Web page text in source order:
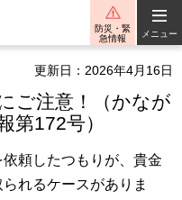
防災・緊
急情報
メニュー
更新日：2026年4月16日
ご注意！（かなが
第172号）
頼したつもりが、貴金
れるケースがありま